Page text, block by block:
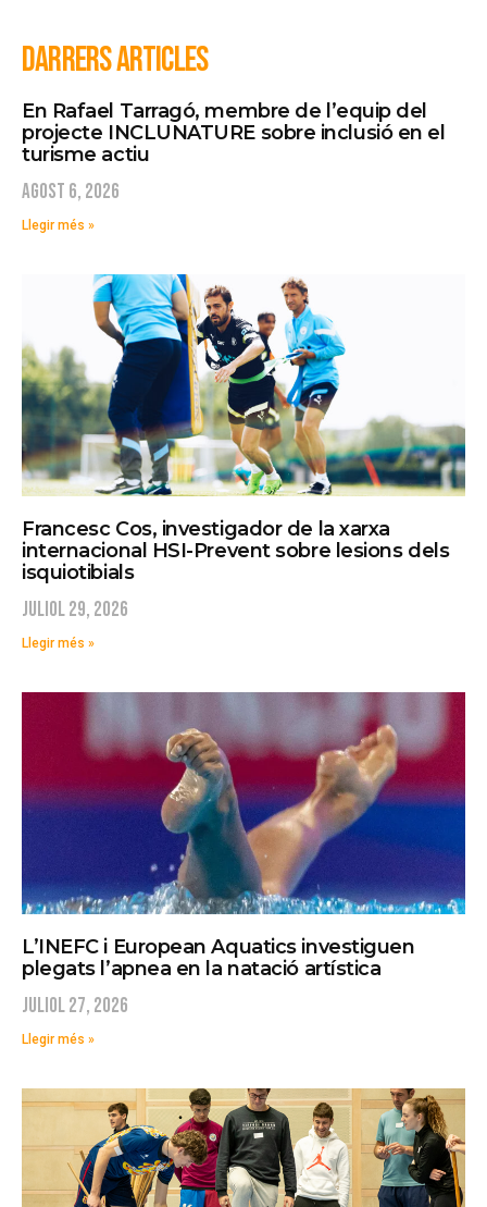
DARRERS ARTICLES
En Rafael Tarragó, membre de l’equip del
projecte INCLUNATURE sobre inclusió en el
turisme actiu
agost 6, 2026
Llegir més »
Francesc Cos, investigador de la xarxa
internacional HSI-Prevent sobre lesions dels
isquiotibials
juliol 29, 2026
Llegir més »
L’INEFC i European Aquatics investiguen
plegats l’apnea en la natació artística
juliol 27, 2026
Llegir més »